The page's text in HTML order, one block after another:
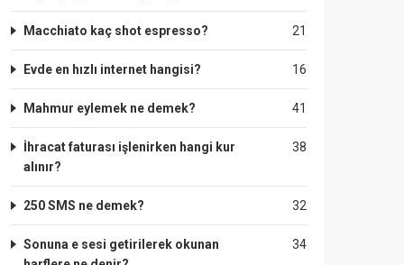
21
Macchiato kaç shot espresso?
16
Evde en hızlı internet hangisi?
41
Mahmur eylemek ne demek?
38
İhracat faturası işlenirken hangi kur
alınır?
32
250 SMS ne demek?
34
Sonuna e sesi getirilerek okunan